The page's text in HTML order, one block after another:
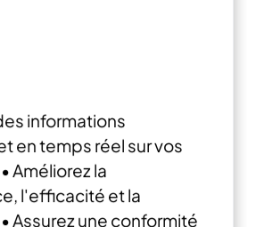
informations
en temps réel sur vos
• Améliorez la
l'efficacité et la
• Assurez une conformité